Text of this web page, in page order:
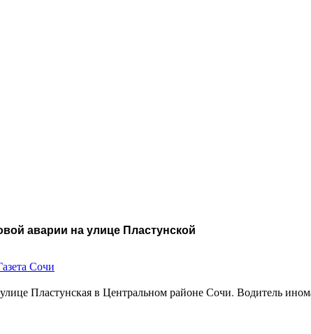
аварии на улице Пластунской
Сочи
Пластунская в Центральном районе Сочи. Водитель